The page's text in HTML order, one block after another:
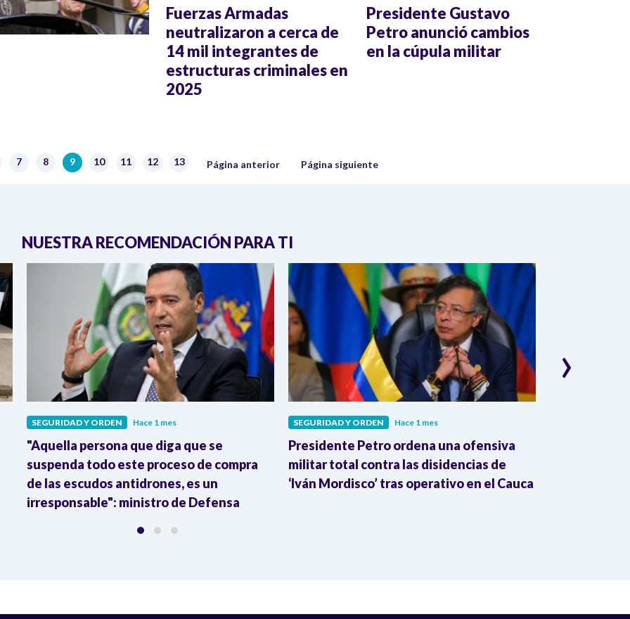
Fuerzas Armadas
neutralizaron a cerca de
14 mil integrantes de
estructuras criminales en
2025
Presidente Gustavo
Petro anunció cambios
en la cúpula militar
Página
7 Página
8 Página actual
9 Página
10 Página
11 Página
12 Página
13 Página anterior
Página anterior Siguiente página
Página siguiente
NUESTRA RECOMENDACIÓN PARA TI
SEGURIDAD Y ORDEN Hace 1 mes
"Aquella persona que diga que se
suspenda todo este proceso de compra
de las escudos antidrones, es un
irresponsable": ministro de Defensa
SEGURIDAD Y ORDEN Hace 1 mes
Presidente Petro ordena una ofensiva
militar total contra las disidencias de
‘Iván Mordisco’ tras operativo en el Cauca
›